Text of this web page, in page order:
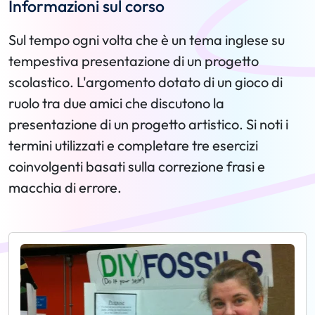
Informazioni sul corso
Sul tempo ogni volta che è un tema inglese su
tempestiva presentazione di un progetto
scolastico. L'argomento dotato di un gioco di
ruolo tra due amici che discutono la
presentazione di un progetto artistico. Si noti i
termini utilizzati e completare tre esercizi
coinvolgenti basati sulla correzione frasi e
macchia di errore.